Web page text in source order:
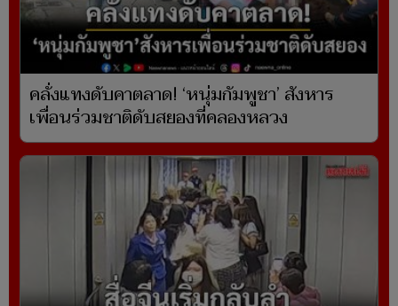
คลั่งแทงดับคาตลาด! ‘หนุ่มกัมพูชา’ สังหาร
เพื่อนร่วมชาติดับสยองที่คลองหลวง